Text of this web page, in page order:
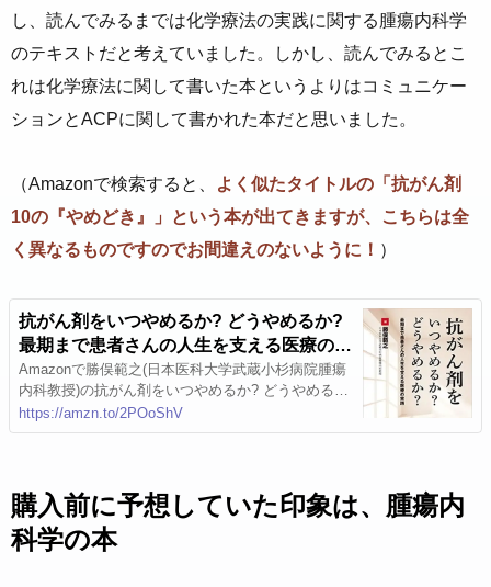
し、読んでみるまでは化学療法の実践に関する腫瘍内科学
のテキストだと考えていました。しかし、読んでみるとこ
れは化学療法に関して書いた本というよりはコミュニケー
ションとACPに関して書かれた本だと思いました。
（Amazonで検索すると、
よく似たタイトルの「抗がん剤
10の『やめどき』」という本が出てきますが、こちらは全
く異なるものですのでお間違えのないように！ ）
抗がん剤をいつやめるか? どうやめるか?
最期まで患者さんの人生を支える医療の実
践 | 勝俣範之(日本医科大学武蔵小杉病院
腫瘍内科教授) |本 | 通販 | Amazon
Amazonで勝俣範之(日本医科大学武蔵小杉病院腫瘍
内科教授)の抗がん剤をいつやめるか? どうやめる
か? 最期まで患者さんの人生を支える医療の実践。
アマゾンならポイント還元本が多数。勝俣範之(日本
いつやめるか? どうやめるか? 最期まで患者さんの
人生を支える医療の実践もアマゾン配送商品なら通
常配送無料。
https://amzn.to/2POoShV
購入前に予想していた印象は、腫瘍内
科学の本